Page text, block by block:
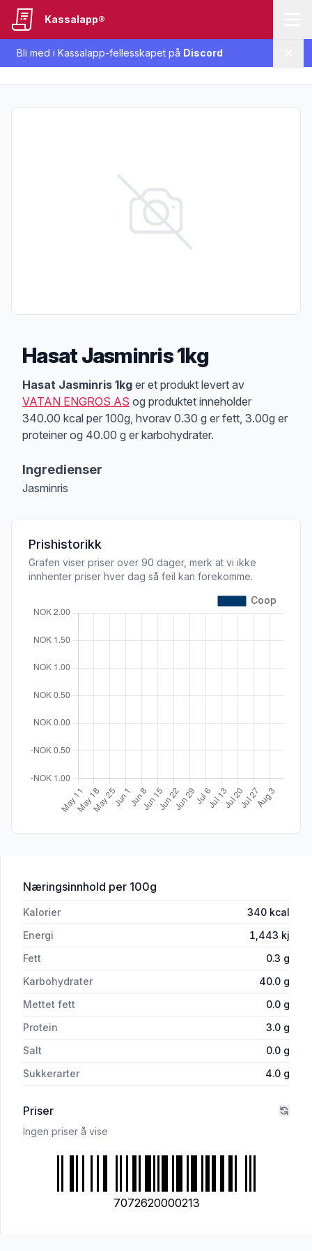
Bli med i Kassalapp-fellesskapet på Discord
Kassalapp®
Hasat Jasminris 1kg
Produktbeskrivelse
Hasat Jasminris 1kg er et produkt levert av
VATAN ENGROS AS og produktet inneholder
340.00 kcal per 100g, hvorav 0.30 g er fett, 3.00g er
proteiner og 40.00 g er karbohydrater.
Ingredienser
Jasminris
Prishistorikk
Grafen viser priser over 90 dager, merk at vi ikke
innhenter priser hver dag så feil kan forekomme.
Næringsinnhold for 'Hasat Jasminris 1kg'
per 100g
Kalorier 340 kcal
Energi
1,443 kj
Fett
0.3 g
Karbohydrater
40.0 g
Mettet fett
0.0 g
Protein
3.0 g
Salt
0.0 g
Sukkerarter
4.0 g
Priser
Ingen priser å vise
7072620000213